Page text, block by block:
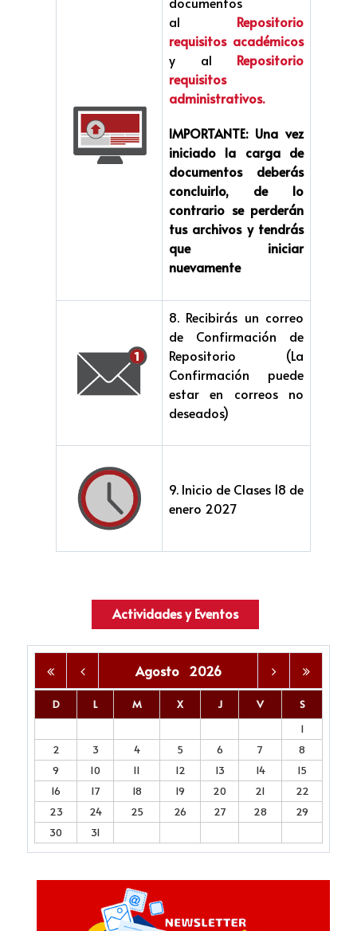
al
Repositorio
requisitos académicos
y al
Repositorio
requisitos
administrativos.
IMPORTANTE: Una vez
iniciado la carga de
documentos deberás
concluirlo, de lo
contrario se perderán
tus archivos y tendrás
que iniciar
nuevamente
8. Recibirás un correo
de Confirmación de
Repositorio (La
Confirmación puede
estar en correos no
deseados)
9. Inicio de Clases 18 de
enero 2027
Actividades y Eventos
Agosto 2026
D L M X J V
S
1
2
3 4 5 6 7
8
9
10 11 12 13 14
15
16
17 18 19 20 21
22
23
24 25 26 27 28
29
30
31